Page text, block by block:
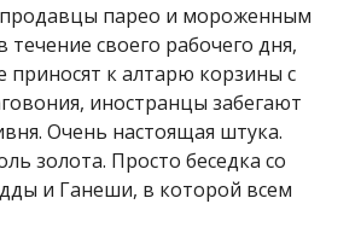
парео и мороженным
течение своего рабочего дня,
приносят к алтарю корзины с
иностранцы забегают
Очень настоящая штука.
золота. Просто беседка со
и Ганеши, в которой всем